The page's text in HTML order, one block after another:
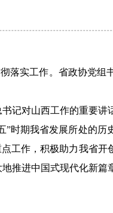
落实工作。省政协党组
对山西工作的重要讲
”时期我省发展所处的
工作，积极助力我省开
推进中国式现代化新篇